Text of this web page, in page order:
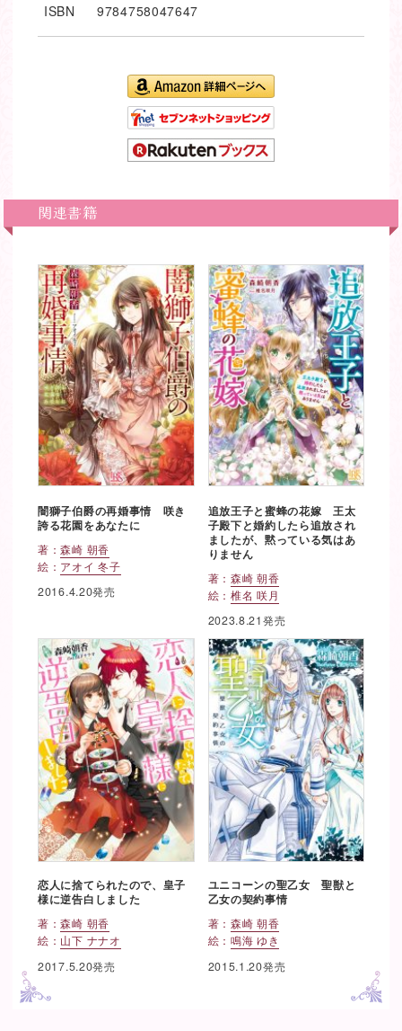
ISBN
9784758047647
関連書籍
闇獅子伯爵の再婚事情 咲き
誇る花園をあなたに
著：森崎 朝香
絵： アオイ 冬子
2016.4.20発売
追放王子と蜜蜂の花嫁 王太
子殿下と婚約したら追放され
ましたが、黙っている気はあ
りません
著： 森崎 朝香
絵： 椎名 咲月
2023.8.21発売
恋人に捨てられたので、皇子
様に逆告白しました
著：森崎 朝香
絵： 山下 ナナオ
2017.5.20発売
ユニコーンの聖乙女 聖獣と
乙女の契約事情
著： 森崎 朝香
絵： 鳴海 ゆき
2015.1.20発売